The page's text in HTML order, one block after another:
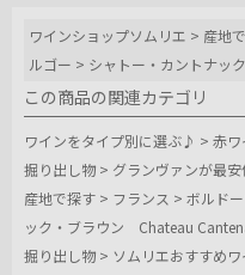
ワインショップソムリエ > 産地
ルゴー > シャトー・カントナッ
この商品の関連カテゴリ
ワインをタイプ別に選ぶ♪ > 赤ワ
掘り出し物 > グランヴァンが最安
産地で探す > フランス > ボルド
ック・ブラウン Chateau
掘り出し物 > ソムリエおすすめワ